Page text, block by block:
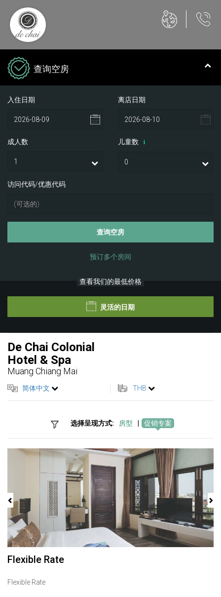
查询空房
入住日期 离店日期
成人数 儿童数 i
访问代码/优惠代码
查询空房
预订多个房间
查看我们的最低价格
灵活的日期
De Chai Colonial
Hotel & Spa
Muang Chiang Mai
简体中文 THB
选择呈现方式: 房型 促销专案
Previous
Flexible Rate
Flexible Rate